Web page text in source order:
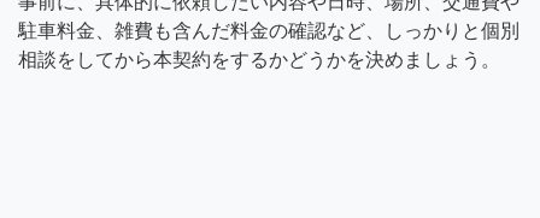
駐車料金、雑費も含んだ料金の確認など、しっかりと個別
相談をしてから本契約をするかどうかを決めましょう。